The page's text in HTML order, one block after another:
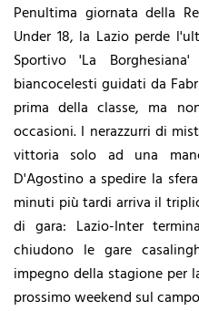
Penultima giornata della
Under 18, la Lazio perde
Sportivo 'La
biancocelesti guidati da
prima della classe, ma
occasioni. I nerazzurri di
vittoria solo ad una
D'Agostino a spedire la
minuti più tardi arriva il
di gara: Lazio-Inter
chiudono le gare
impegno della stagione per
prossimo weekend sul